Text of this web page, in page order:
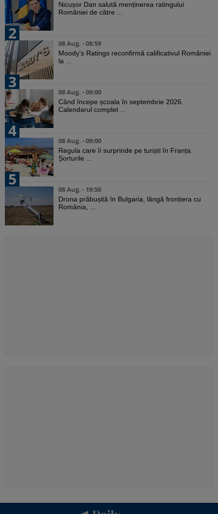
Nicușor Dan salută menținerea ratingului
României de către ...
2
08 Aug. - 08:59
Moody’s Ratings reconfirmă calificativul României
la ...
3
08 Aug. - 09:00
Când începe școala în septembrie 2026.
Calendarul complet ...
4
08 Aug. - 09:00
Regula care îi surprinde pe turiști în Franța.
Șorturile ...
5
08 Aug. - 19:50
Drona prăbușită în Bulgaria, lângă frontiera cu
România, ...